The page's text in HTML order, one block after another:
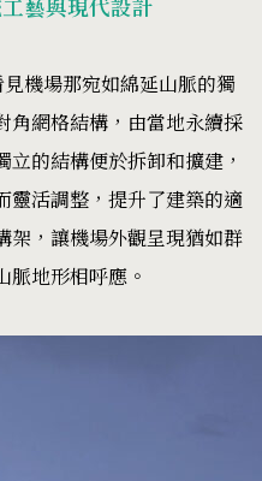
藝與現代設計
機場那宛如綿延山脈的獨
角網格結構，由當地永續採
的結構便於拆卸和擴建，
靈活調整，提升了建築的適
架，讓機場外觀呈現猶如群
脈地形相呼應。